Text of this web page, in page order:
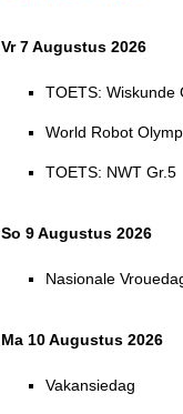
Vr 7 Augustus 2026
TOETS: Wiskunde
World Robot
TOETS: NWT Gr.5
So 9 Augustus 2026
Nasionale
Ma 10 Augustus 2026
Vakansiedag